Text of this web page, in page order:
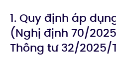
1. Quy định áp
(Nghị định 70/
Thông tư 32/2025/